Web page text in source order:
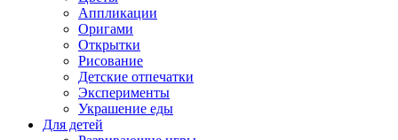
Аппликации
Оригами
Открытки
Рисование
Детские отпечатки
Эксперименты
Украшение еды
Для детей